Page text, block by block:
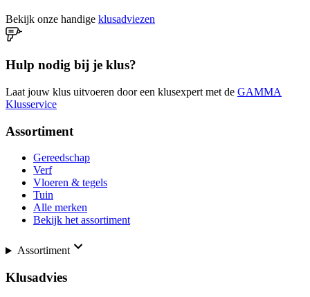
Bekijk onze handige klusadviezen
Hulp nodig bij je klus?
Laat jouw klus uitvoeren door een klusexpert met de GAMMA
Klusservice
Assortiment
Gereedschap
Verf
Vloeren & tegels
Tuin
Alle merken
Bekijk het assortiment
Assortiment
Klusadvies